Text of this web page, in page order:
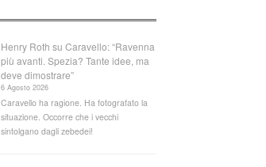
Henry Roth suCaravello: “Ravenna
più avanti. Spezia? Tante idee, ma
deve dimostrare”
6 Agosto 2026
Caravello ha ragione. Ha fotografato la
situazione. Occorre che i vecchi
sintolgano dagli zebedei!